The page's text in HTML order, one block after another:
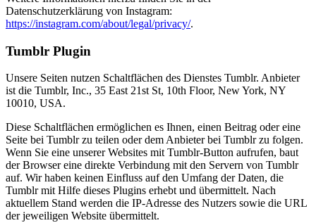
Datenschutzerklärung von Instagram:
https://instagram.com/about/legal/privacy/.
Tumblr Plugin
Unsere Seiten nutzen Schaltflächen des Dienstes Tumblr. Anbieter
ist die Tumblr, Inc., 35 East 21st St, 10th Floor, New York, NY
10010, USA.
Diese Schaltflächen ermöglichen es Ihnen, einen Beitrag oder eine
Seite bei Tumblr zu teilen oder dem Anbieter bei Tumblr zu folgen.
Wenn Sie eine unserer Websites mit Tumblr-Button aufrufen, baut
der Browser eine direkte Verbindung mit den Servern von Tumblr
auf. Wir haben keinen Einfluss auf den Umfang der Daten, die
Tumblr mit Hilfe dieses Plugins erhebt und übermittelt. Nach
aktuellem Stand werden die IP-Adresse des Nutzers sowie die URL
der jeweiligen Website übermittelt.